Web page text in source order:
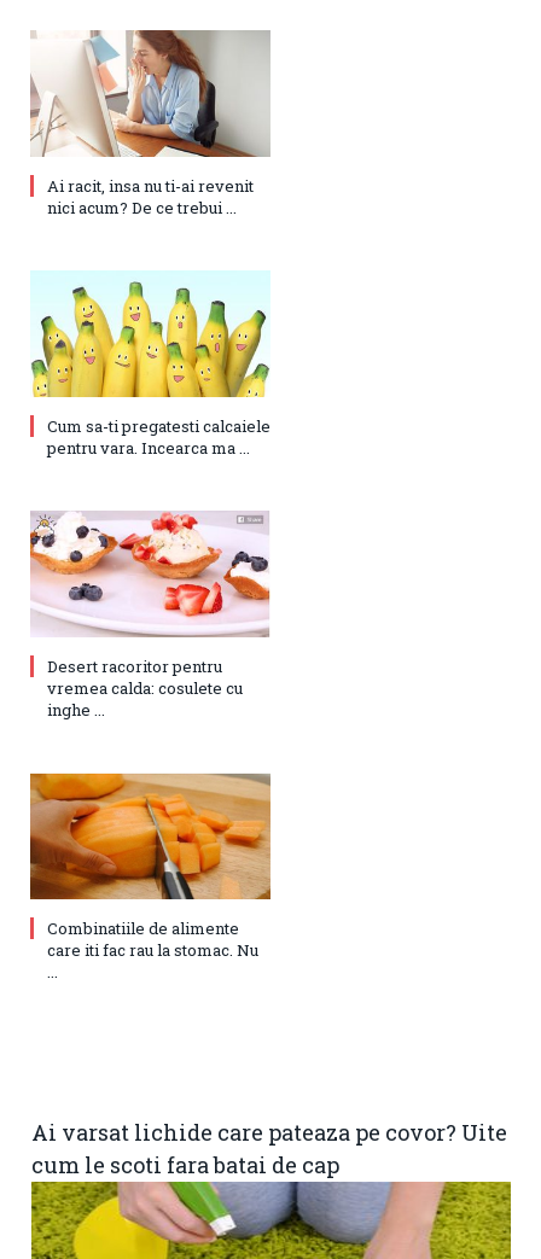
Ai racit, insa nu ti-ai revenit
nici acum? De ce trebui ...
Cum sa-ti pregatesti calcaiele
pentru vara. Incearca ma ...
Desert racoritor pentru
vremea calda: cosulete cu
inghe ...
Combinatiile de alimente
care iti fac rau la stomac. Nu
Ai varsat lichide care pateaza pe covor? Uite
cum le scoti fara batai de cap